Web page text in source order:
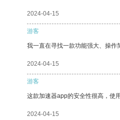
2024-04-15
游客
我一直在寻找一款功能强大、操作
2024-04-15
游客
这款加速器app的安全性很高，使
2024-04-15